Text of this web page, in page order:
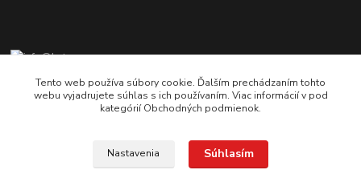
+421 902 212 007
od 8:00 - do 16:00 hod
Tento web používa súbory cookie. Ďalším prechádzaním tohto
webu vyjadrujete súhlas s ich používaním. Viac informácií v pod
kategórií Obchodných podmienok.
Nastavenia Súhlasím